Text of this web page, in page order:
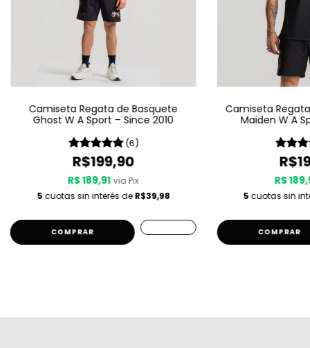
Camiseta Regata de Basquete
Ghost W A Sport – Since 2010
(6)
R$199,90
R$ 189,91 via Pix
5 cuotas sin interés deR$39,98
COMPRAR
Camiseta
Maiden W A
R$
5 cuotas sin
COMPRAR